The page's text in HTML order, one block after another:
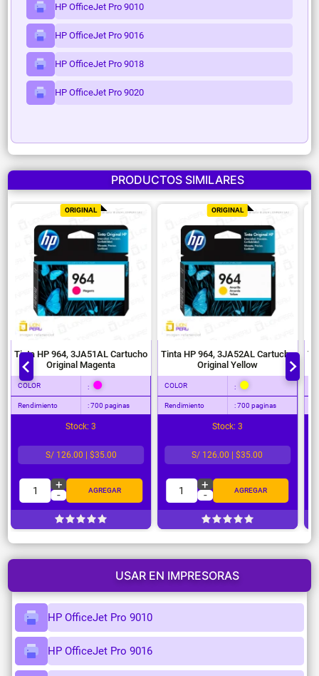
HP OfficeJet Pro 9010
HP OfficeJet Pro 9016
HP OfficeJet Pro 9018
HP OfficeJet Pro 9020
PRODUCTOS SIMILARES
ORIGINAL
Tinta HP 964, 3JA51AL Cartucho
Original Magenta
COLOR :
Rendimiento : 700 paginas
Stock: 3
S/ 126.00 | $35.00
1 +
- AGREGAR
ORIGINAL
Tinta HP 964, 3JA52AL Cartucho
Original Yellow
COLOR :
Rendimiento : 700 paginas
Stock: 3
S/ 126.00 | $35.00
1 +
- AGREGAR
USAR EN IMPRESORAS
HP OfficeJet Pro 9010
HP OfficeJet Pro 9016